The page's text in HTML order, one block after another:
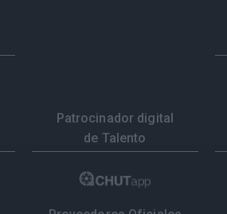
Patrocinador digital
de Talento